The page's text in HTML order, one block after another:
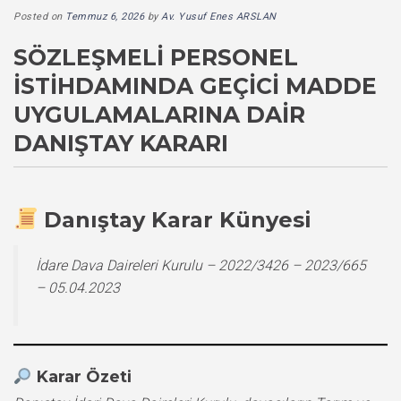
Posted on Temmuz 6, 2026byAv. Yusuf Enes ARSLAN
SÖZLEŞMELI PERSONEL
İSTIHDAMINDA GEÇICI MADDE
UYGULAMALARINA DAIR
DANIŞTAY KARARI
Danıştay Karar Künyesi
İdare Dava Daireleri Kurulu – 2022/3426 – 2023/665
– 05.04.2023
Karar Özeti